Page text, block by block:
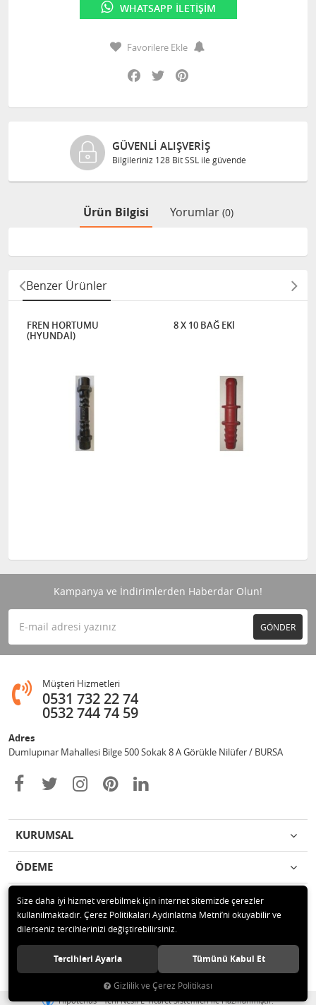
WHATSAPP İLETIŞIM
Favorilere Ekle
Facebook
Twitter
GÜVENLI ALIŞVERIŞ
Bilgileriniz 128 Bit SSL ile güvende
Ürün Bilgisi Yorumlar (0)
Benzer Ürünler
FREN HORTUMU
(HYUNDAİ)
8 X 10 BAĞ EKİ
Kampanya ve İndirimlerden Haberdar Olun!
GÖNDER
Müşteri Hizmetleri
0531 732 22 74
0532 744 74 59
Adres
Dumlupınar Mahallesi Bilge 500 Sokak 8 A Görükle Nilüfer / BURSA
KURUMSAL
ÖDEME
İLETİŞİM
© 2020 MAG OTOMOTİV Tüm hakları saklıdır.
Hipotenüs Yeni Nesil E-Ticaret Sistemleri ile Hazırlanmıştır.
Size daha iyi hizmet verebilmek için internet sitemizde çerezler
kullanılmaktadır. Çerez Politikaları Aydınlatma Metni’ni okuyabilir ve
dilerseniz tercihlerinizi değiştirebilirsiniz.
Tercihleri Ayarla Tümünü Kabul Et
Gizlilik ve Çerez Politikası